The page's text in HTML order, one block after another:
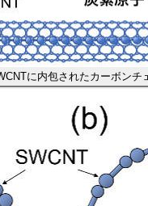
に内包されたカーボンチ